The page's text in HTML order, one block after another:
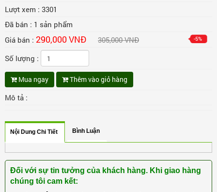
Lượt xem : 3301
Đã bán : 1 sản phẩm
Giá bán : 290,000 VNĐ 305,000 VNĐ -5%
Số lượng :
Mua ngay Thêm vào giỏ hàng
Mô tả :
Nội Dung Chi Tiết Bình Luận
Đối với sự tin tưởng của khách hàng. Khi giao hàng
chúng tôi cam kết: